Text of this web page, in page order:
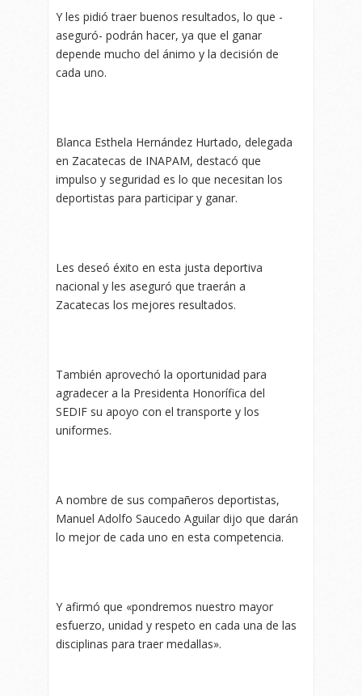
Y les pidió traer buenos resultados, lo que -
aseguró- podrán hacer, ya que el ganar
depende mucho del ánimo y la decisión de
cada uno.
Blanca Esthela Hernández Hurtado, delegada
en Zacatecas de INAPAM, destacó que
impulso y seguridad es lo que necesitan los
deportistas para participar y ganar.
Les deseó éxito en esta justa deportiva
nacional y les aseguró que traerán a
Zacatecas los mejores resultados.
También aprovechó la oportunidad para
agradecer a la Presidenta Honorífica del
SEDIF su apoyo con el transporte y los
uniformes.
A nombre de sus compañeros deportistas,
Manuel Adolfo Saucedo Aguilar dijo que darán
lo mejor de cada uno en esta competencia.
Y afirmó que «pondremos nuestro mayor
esfuerzo, unidad y respeto en cada una de las
disciplinas para traer medallas».